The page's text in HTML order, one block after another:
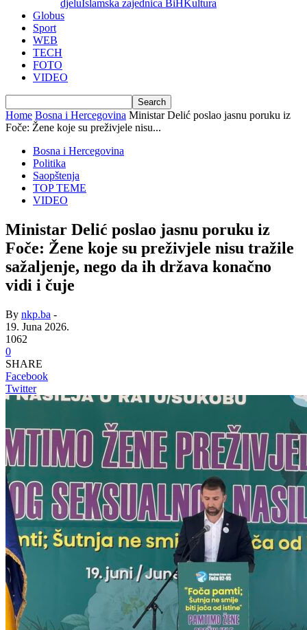
djeluIslamska zajednica BiHKultura
Globus
Sport
WEB
TECH
FOTO
VIDEO
Home Bosna i Hercegovina Ministar Delić poslao jasnu poruku iz
Foče: Žene koje su preživjele nisu...
Bosna i Hercegovina
Politika
Saopštenja
TOP TEME
VIDEO
Ministar Delić poslao jasnu poruku iz
Foče: Žene koje su preživjele nisu tražile
sažaljenje, nego da ih država konačno
vidi i čuje
By nkp.ba -
19. Juna 2026.
1062
0
SHARE
Facebook
Twitter